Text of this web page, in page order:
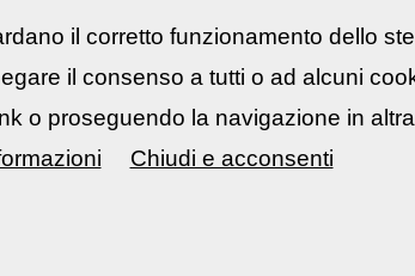
▼ Mostre Eventi▼
il corretto funzionamento dello
il consenso a tutti o ad alcuni
o proseguendo la navigazione in
Chiudi e acconsenti